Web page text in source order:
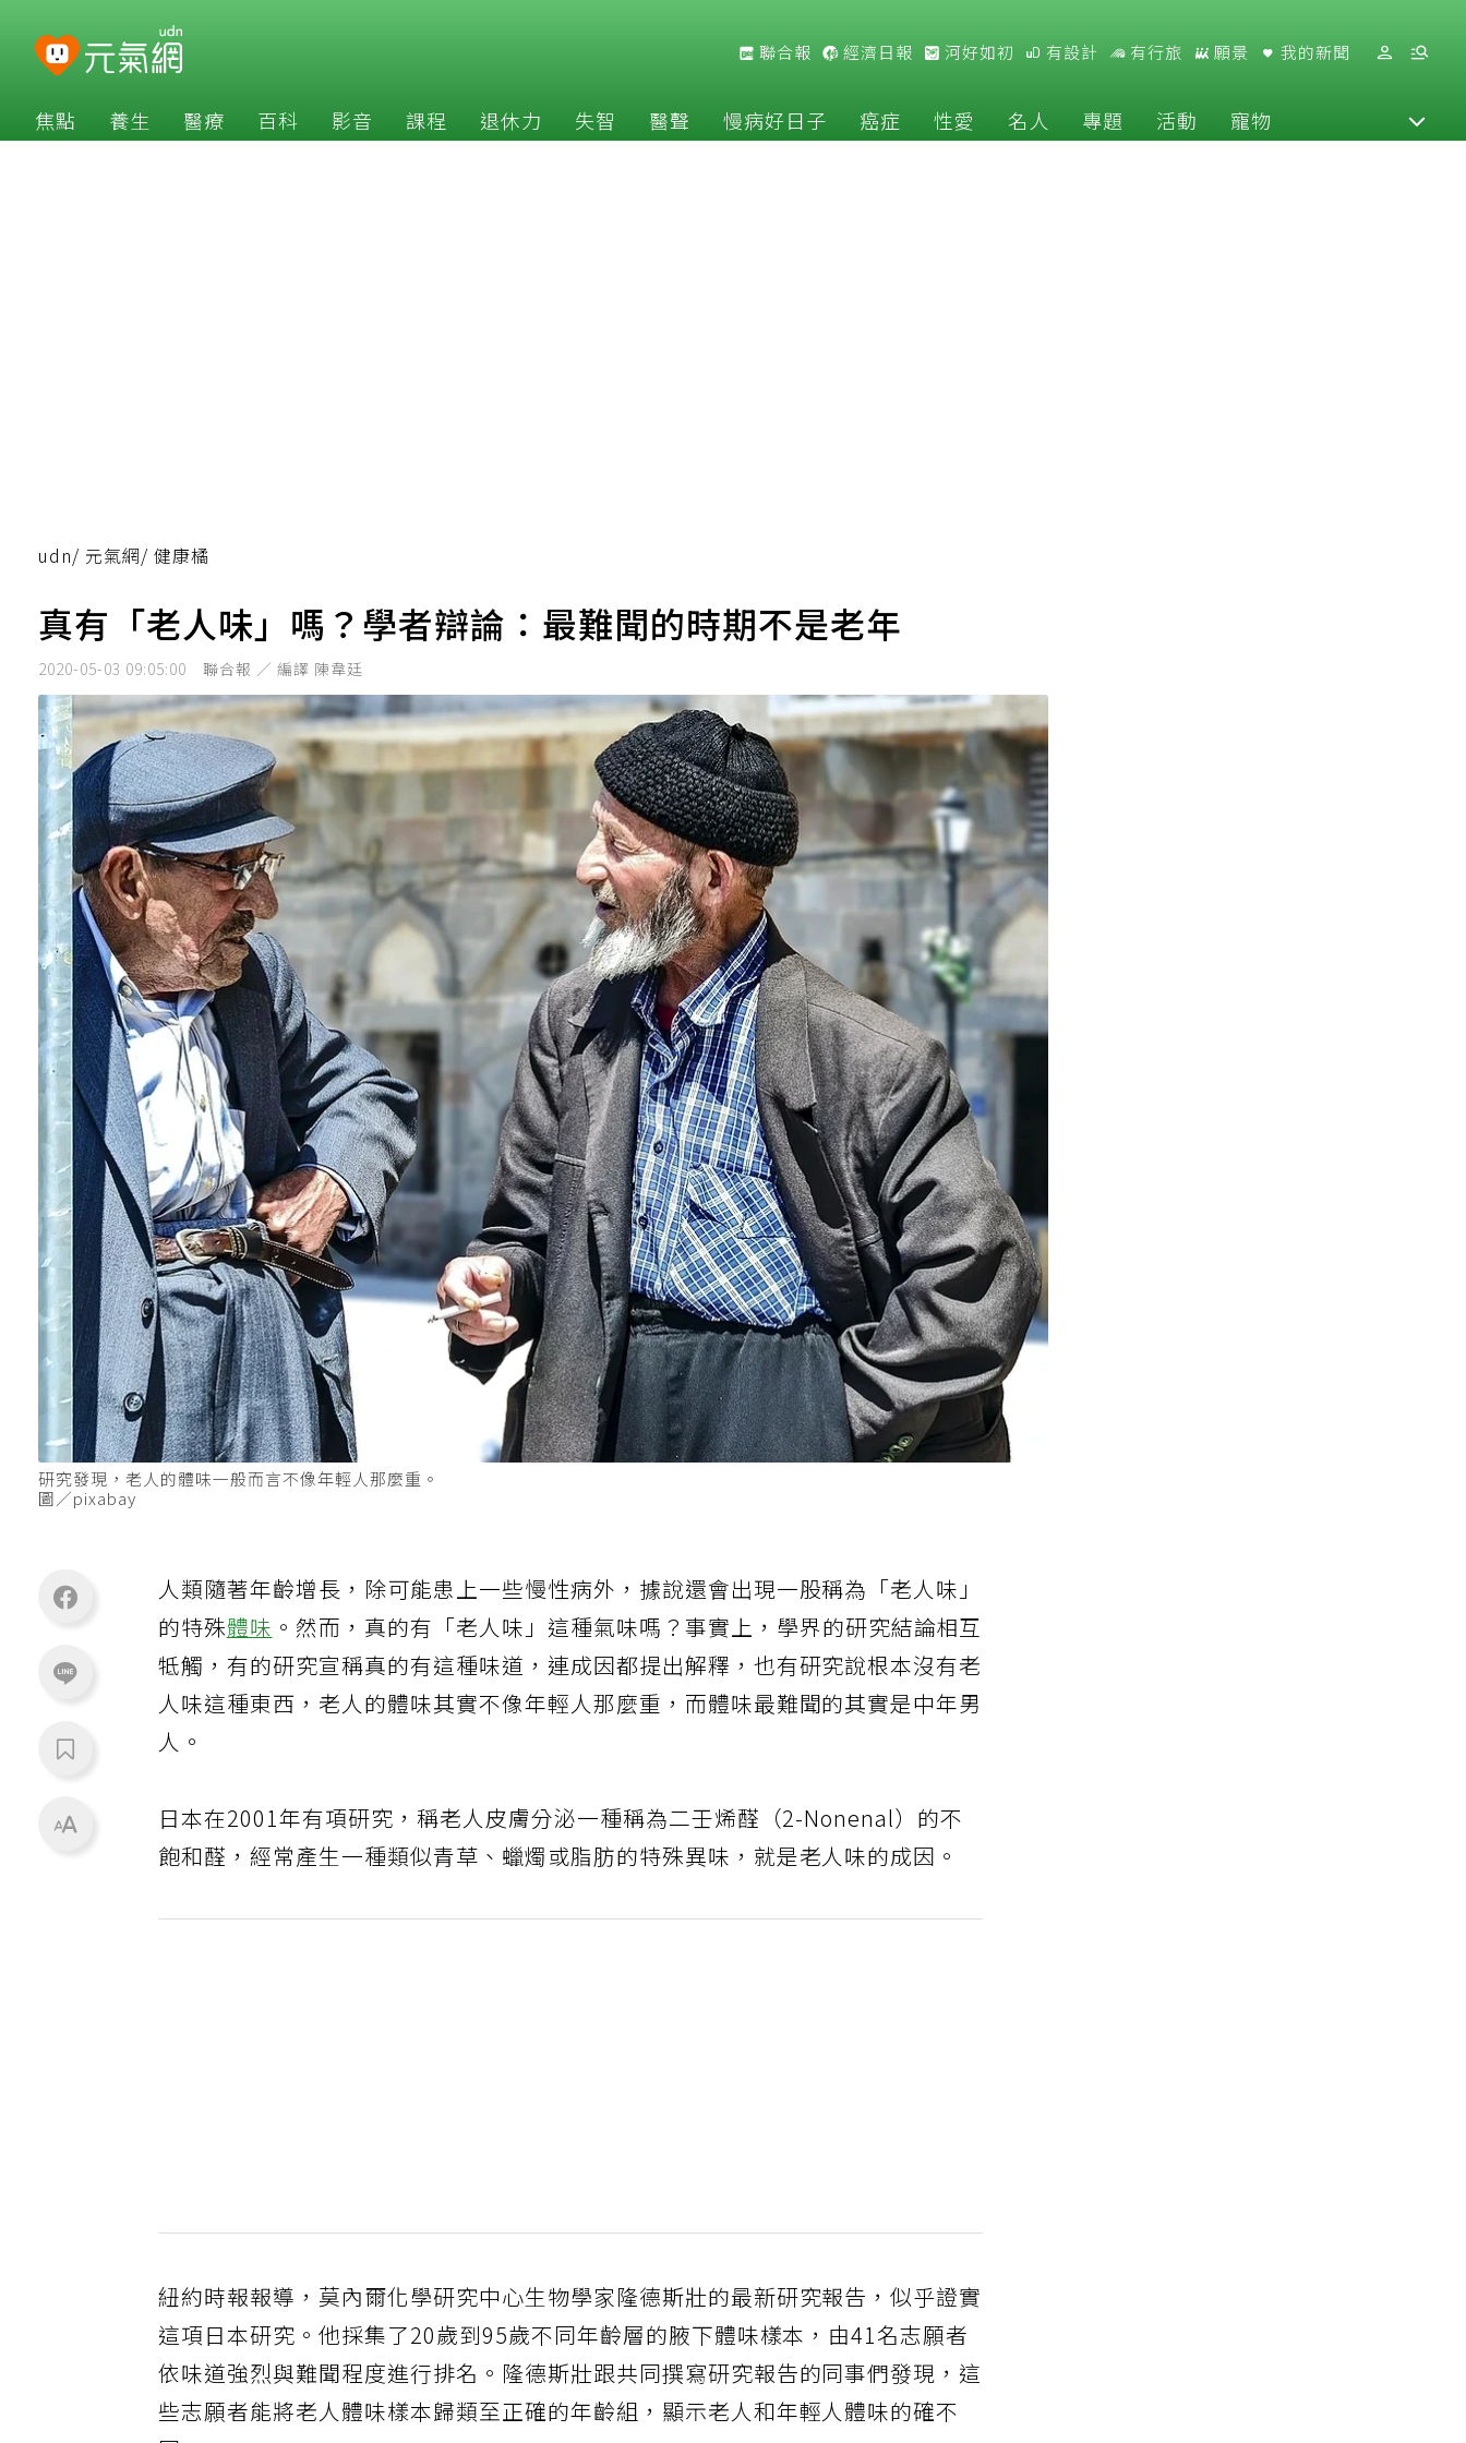
聯合報 經濟日報 河好如初 有設計 有行旅 願景 我的新聞
焦點 養生 醫療 百科 影音 課程 退休力 失智 醫聲 慢病好日子 癌症 性愛 名人 專題 活動 寵物
udn/ 元氣網/ 健康橘
真有「老人味」嗎？學者辯論：最難聞的時期不是老年
2020-05-03 09:05:00 聯合報 ／ 編譯 陳韋廷
研究發現，老人的體味一般而言不像年輕人那麼重。
圖／pixabay
人類隨著年齡增長，除可能患上一些慢性病外，據說還會出現一股稱為「老人味」
的特殊體味 。然而，真的有「老人味」這種氣味嗎？事實上，學界的研究結論相互
牴觸，有的研究宣稱真的有這種味道，連成因都提出解釋，也有研究說根本沒有老
人味這種東西，老人的體味其實不像年輕人那麼重，而體味最難聞的其實是中年男
人。
日本在2001年有項研究，稱老人皮膚分泌一種稱為二壬烯醛（2-Nonenal）的不
飽和醛，經常產生一種類似青草、蠟燭或脂肪的特殊異味，就是老人味的成因。
紐約時報報導，莫內爾化學研究中心生物學家隆德斯壯的最新研究報告，似乎證實
這項日本研究。他採集了20歲到95歲不同年齡層的腋下體味樣本，由41名志願者
依味道強烈與難聞程度進行排名。隆德斯壯跟共同撰寫研究報告的同事們發現，這
些志願者能將老人體味樣本歸類至正確的年齡組，顯示老人和年輕人體味的確不